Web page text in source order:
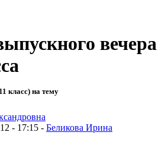
вечера
класс) на тему
- 17:15 - Беликова Ирина